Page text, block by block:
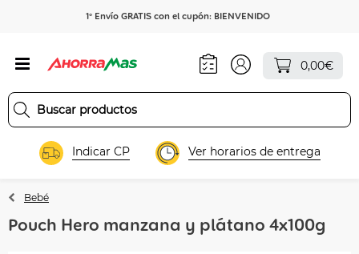
1º Envío GRATIS con el cupón: BIENVENIDO
0,00€
Indicar CP Ver horarios de entrega
Bebé
Pouch Hero manzana y plátano 4x100g